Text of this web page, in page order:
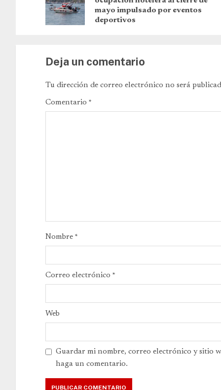
mayo impulsado por eventos
deportivos
Deja un comentario
Tu dirección de correo electrónico no será
Comentario *
Nombre *
Correo electrónico *
Web
Guardar mi nombre, correo electrónico y sitio
haga un comentario.